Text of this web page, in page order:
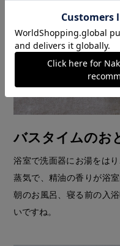
バスタイムのお
浴室で洗面器にお湯をは
蒸気で、精油の香りが浴
朝のお風呂、寝る前の入
いですね。